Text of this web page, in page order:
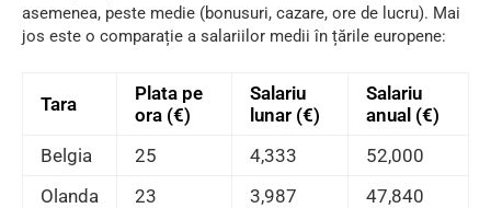
asemenea, peste medie (bonusuri, cazare, ore de lucru). Mai
jos este o comparație a salariilor medii în țările europene:
Tara
Plata pe
ora (€)
Salariu
lunar (€)
Salariu
anual (€)
Belgia
25 4,333
52,000
Olanda
23 3,987
47,840